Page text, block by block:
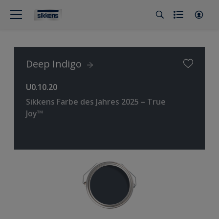
Deep Indigo
U0.10.20
Sikkens Farbe des Jahres 2025 – True
Joy™